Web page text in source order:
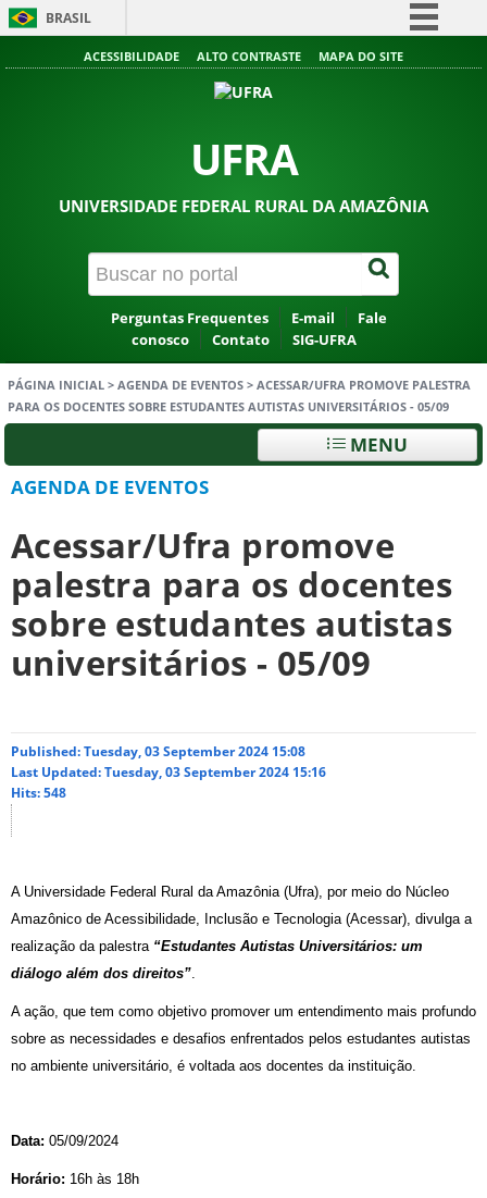
BRASIL
Simplifique!
Acesso à informação
ACESSIBILIDADE ALTO CONTRASTE MAPA DO SITE
UFRA
UNIVERSIDADE FEDERAL RURAL DA AMAZÔNIA
Perguntas Frequentes E-mail
Fale
conosco
Contato SIG-UFRA
PÁGINA INICIAL > AGENDA DE EVENTOS > ACESSAR/UFRA PROMOVE PALESTRA
PARA OS DOCENTES SOBRE ESTUDANTES AUTISTAS UNIVERSITÁRIOS - 05/09
MENU
AGENDA DE EVENTOS
Acessar/Ufra promove
palestra para os docentes
sobre estudantes autistas
universitários - 05/09
Published: Tuesday, 03 September 2024 15:08
Last Updated: Tuesday, 03 September 2024 15:16
Hits: 548
A Universidade Federal Rural da Amazônia (Ufra), por meio do Núcleo
Amazônico de Acessibilidade, Inclusão e Tecnologia (Acessar), divulga a
realização da palestra “Estudantes Autistas Universitários: um
diálogo além dos direitos”.
A ação, que tem como objetivo promover um entendimento mais profundo
sobre as necessidades e desafios enfrentados pelos estudantes autistas
no ambiente universitário, é voltada aos docentes da instituição.
Data: 05/09/2024
Horário: 16h às 18h